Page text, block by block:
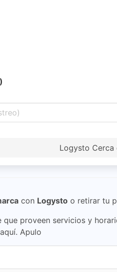
Logysto
con Logysto o retirar tu
proveen servicios y
Apulo